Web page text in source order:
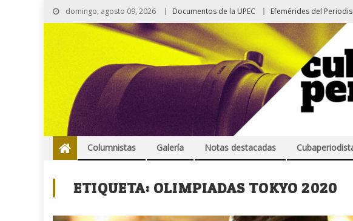
domingo, agosto 09, 2026 Documentos de la UPEC Efemérides del
Columnistas Galería Notas destacadas
ETIQUETA: OLIMPIADAS TOKYO 2020